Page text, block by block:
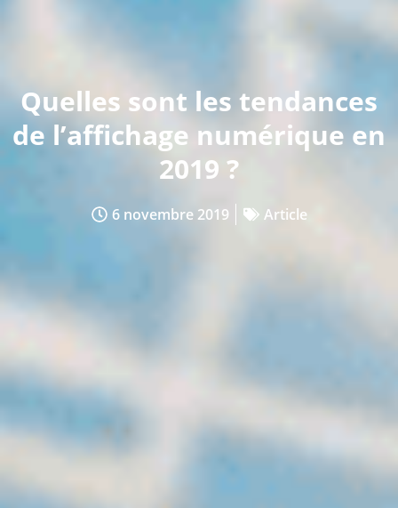
Quelles sont les tendances
de l’affichage numérique en
2019 ?
6 novembre 2019 Article